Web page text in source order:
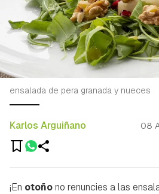
Karlos Arguiñano 08
ensalada de pera granada y nueces
¡En otoñono renuncies a las